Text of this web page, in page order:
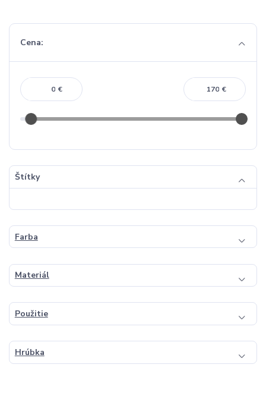
Cena:
€ €
Štítky
Farba
Materiál
Použitie
Hrúbka